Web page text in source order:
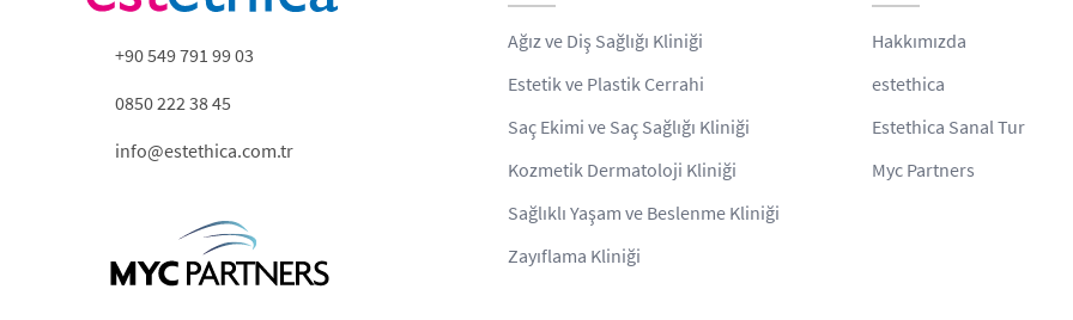
+90 549 791 99 03
0850 222 38 45
info@estethica.com.tr
Ağız ve Diş Sağlığı Kliniği
Estetik ve Plastik Cerrahi
Saç Ekimi ve Saç Sağlığı Kliniği
Kozmetik Dermatoloji Kliniği
Sağlıklı Yaşam ve Beslenme Kliniği
Zayıflama Kliniği
Hakkımızda
estethica
Estethica Sanal Tur
Myc Partners